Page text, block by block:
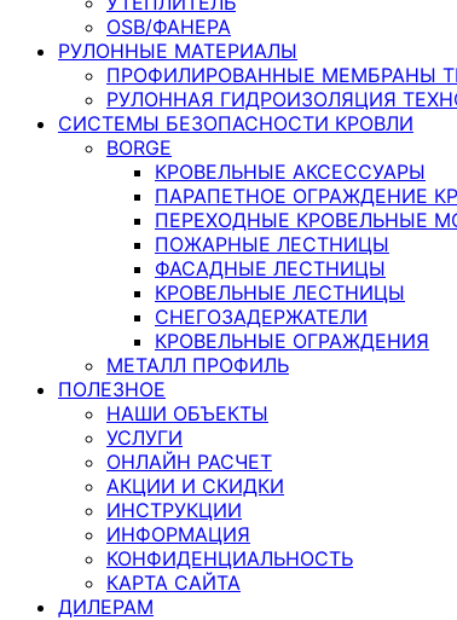
OSB/ФАНЕРА
РУЛОННЫЕ МАТЕРИАЛЫ
ПРОФИЛИРОВАННЫЕ МЕМБРАНЫ
РУЛОННАЯ ГИДРОИЗОЛЯЦИЯ
СИСТЕМЫ БЕЗОПАСНОСТИ КРОВЛИ
BORGE
КРОВЕЛЬНЫЕ АКСЕССУАРЫ
ПАРАПЕТНОЕ ОГРАЖДЕНИЕ
ПЕРЕХОДНЫЕ КРОВЕЛЬНЫЕ
ПОЖАРНЫЕ ЛЕСТНИЦЫ
ФАСАДНЫЕ ЛЕСТНИЦЫ
КРОВЕЛЬНЫЕ ЛЕСТНИЦЫ
СНЕГОЗАДЕРЖАТЕЛИ
КРОВЕЛЬНЫЕ ОГРАЖДЕНИЯ
МЕТАЛЛ ПРОФИЛЬ
ПОЛЕЗНОЕ
НАШИ ОБЪЕКТЫ
УСЛУГИ
ОНЛАЙН РАСЧЕТ
АКЦИИ И СКИДКИ
ИНСТРУКЦИИ
ИНФОРМАЦИЯ
КОНФИДЕНЦИАЛЬНОСТЬ
КАРТА САЙТА
ДИЛЕРАМ